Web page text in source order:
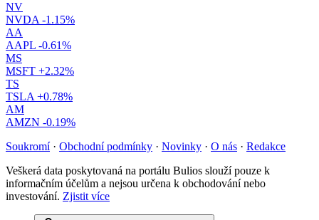
NV
NVDA -1.15%
AA
AAPL -0.61%
MS
MSFT +2.32%
TS
TSLA +0.78%
AM
AMZN -0.19%
Soukromí · Obchodní podmínky · Novinky · O nás · Redakce
Veškerá data poskytovaná na portálu Bulios slouží pouze k
informačním účelům a nejsou určena k obchodování nebo
investování. Zjistit více